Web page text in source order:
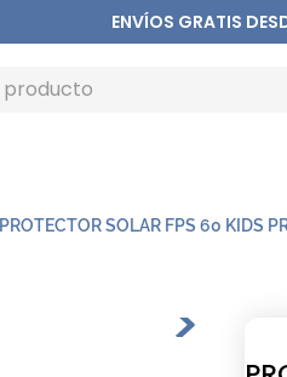
ENVÍOS GRATIS
PROTECTOR SOLAR FPS 60 KIDS